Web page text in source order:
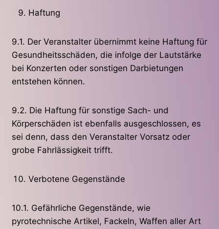
Haftung
9.1. Der Veranstalter übernimmt keine Haftung für
Gesundheitsschäden, die infolge der Lautstärke
bei Konzerten oder sonstigen Darbietungen
entstehen können.
9.2. Die Haftung für sonstige Sach- und
Körperschäden ist ebenfalls ausgeschlossen, es
sei denn, dass den Veranstalter Vorsatz oder
grobe Fahrlässigkeit trifft.
Verbotene Gegenstände
10.1. Gefährliche Gegenstände, wie
pyrotechnische Artikel, Fackeln, Waffen aller Art